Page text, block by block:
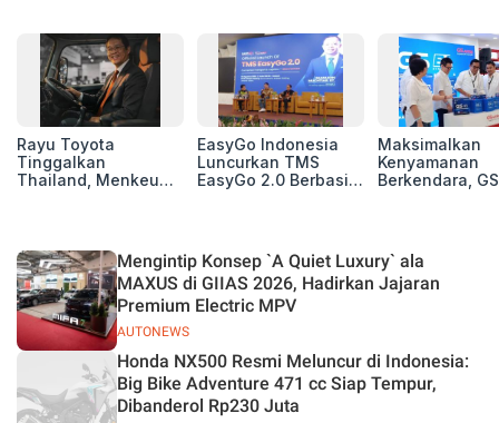
Rayu Toyota
Tinggalkan
Thailand, Menkeu
Basis Produksi
ASEAN
EasyGo Indonesia
Luncurkan TMS
EasyGo 2.0 Berbasis
Maksimalkan
Kenyamanan
Berkendara,
2026
AUTONEWS
Mengintip Konsep `A Quiet Luxury` ala
MAXUS di GIIAS 2026, Hadirkan Jajaran
Premium Electric MPV
Honda NX500 Resmi Meluncur di Indonesia:
Big Bike Adventure 471 cc Siap Tempur,
Dibanderol Rp230 Juta